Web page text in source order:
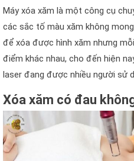
Máy xóa xăm là một công cụ
các sắc tố màu xăm không
để xóa được hình xăm nhưng
điểm khác nhau, cho đến hiện
laser đang được nhiều người sử
Xóa xăm có đau